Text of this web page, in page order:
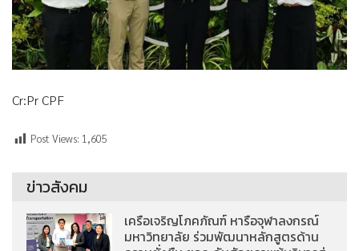
Cr:Pr CPF
Post Views: 1,605
ข่าวสังคม
เครือเจริญโภคภัณฑ์ หารือจุฬาลงกรณ์
มหาวิทยาลัย ร่วมพัฒนาหลักสูตรด้าน